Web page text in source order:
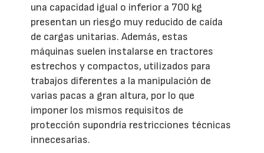
una capacidad igual o inferior a 700 kg
presentan un riesgo muy reducido de caída
de cargas unitarias. Además, estas
máquinas suelen instalarse en tractores
estrechos y compactos, utilizados para
trabajos diferentes a la manipulación de
varias pacas a gran altura, por lo que
imponer los mismos requisitos de
protección supondría restricciones técnicas
innecesarias.